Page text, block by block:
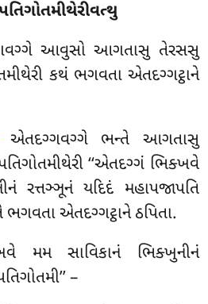
આવુસો આગતાસુ તેરસસુ
કથં ભગવતા એતદગ્ગટ્ઠાને
એતદગ્ગવગ્ગે ભન્તે આગતાસુ
‘‘એતદગ્ગં ભિક્ખવે
રત્તઞ્ઞૂનં યદિદં મહાપજાપતિ
ભગવતા એતદગ્ગટ્ઠાને ઠપિતા.
મમ સાવિકાનં ભિક્ખુનીનં
–